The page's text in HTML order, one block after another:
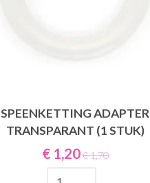
SPEENKETTING ADAPTER
TRANSPARANT (1 STUK)
€ 1,20€ 1,70